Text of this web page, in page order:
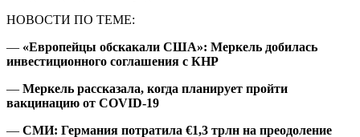
НОВОСТИ ПО ТЕМЕ:
— «Европейцы обскакали США»: Меркель добилась
инвестиционного соглашения с КНР
— Меркель рассказала, когда планирует пройти
вакцинацию от COVID-19
— СМИ: Германия потратила €1,3 трлн на преодоление